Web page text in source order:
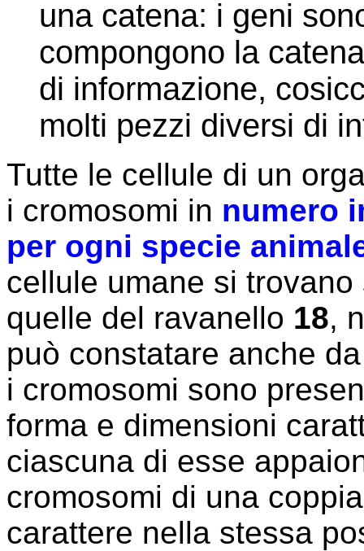
una catena: i geni
compongono la
di informazione,
molti pezzi diversi di
Tutte le cellule di un
i cromosomi in numero
per ogni specie
cellule umane si
quelle del ravanello 18,
può constatare anche
i cromosomi sono
forma e dimensioni
ciascuna di esse
cromosomi di una
carattere nella stessa